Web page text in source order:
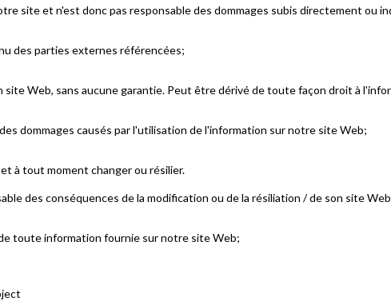
site et n'est donc pas responsable des dommages subis directement ou
des parties externes référencées;
Web, sans aucune garantie. Peut être dérivé de toute façon droit à
dommages causés par l'utilisation de l'information sur notre site Web;
à tout moment changer ou résilier.
des conséquences de la modification ou de la résiliation / de son site
toute information fournie sur notre site Web;